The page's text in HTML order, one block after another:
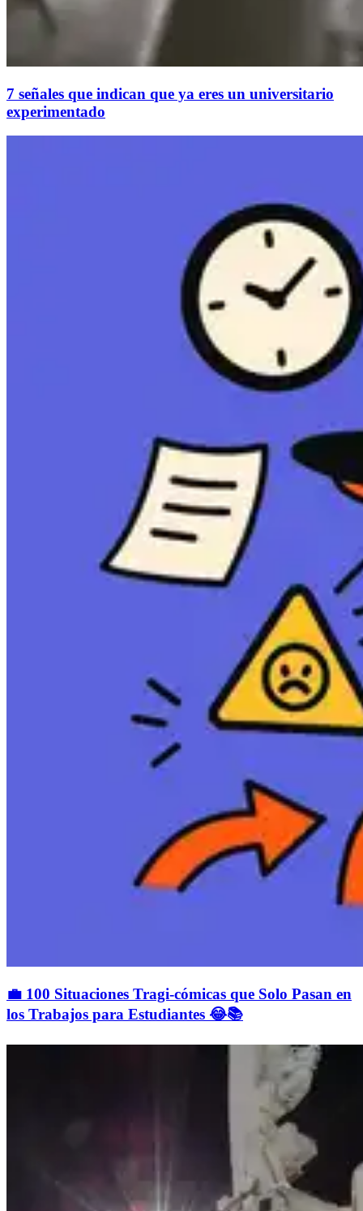
7 señales que indican que ya eres un universitario
experimentado
💼 100 Situaciones Tragi-cómicas que Solo Pasan en
los Trabajos para Estudiantes 😂📚